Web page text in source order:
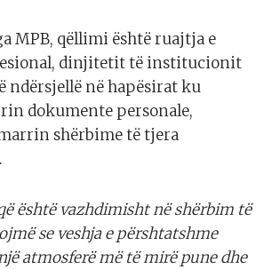
MPB, qëllimi është ruajtja e
dinjitetit të institucionit
ndërsjellë në hapësirat ku
dokumente personale,
shërbime të tjera
është vazhdimisht në shërbim të
se veshja e përshtatshme
atmosferë më të mirë pune dhe